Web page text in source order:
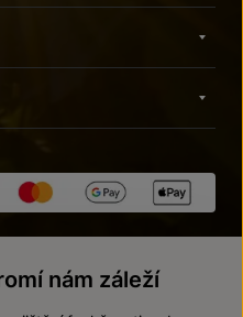
nám záleží